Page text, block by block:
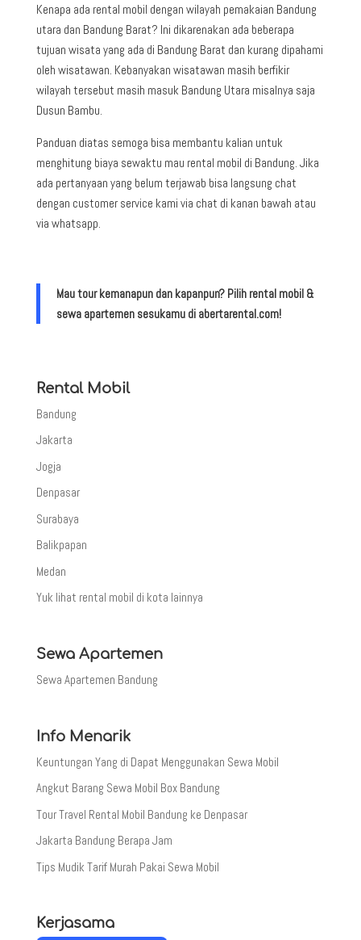
Kenapa ada rental mobil dengan wilayah pemakaian Bandung
utara dan Bandung Barat? Ini dikarenakan ada beberapa
tujuan wisata yang ada di Bandung Barat dan kurang dipahami
oleh wisatawan. Kebanyakan wisatawan masih berfikir
wilayah tersebut masih masuk Bandung Utara misalnya saja
Dusun Bambu.
Panduan diatas semoga bisa membantu kalian untuk
menghitung biaya sewaktu mau rental mobil di Bandung. Jika
ada pertanyaan yang belum terjawab bisa langsung chat
dengan customer service kami via chat di kanan bawah atau
via whatsapp.
Mau tour kemanapun dan kapanpun? Pilih rental mobil &
sewa apartemen sesukamu di abertarental.com!
Rental Mobil
Bandung
Jakarta
Jogja
Denpasar
Surabaya
Balikpapan
Medan
Yuk lihat rental mobil di kota lainnya
Sewa Apartemen
Sewa Apartemen Bandung
Info Menarik
Keuntungan Yang di Dapat Menggunakan Sewa Mobil
Angkut Barang Sewa Mobil Box Bandung
Tour Travel Rental Mobil Bandung ke Denpasar
Jakarta Bandung Berapa Jam
Tips Mudik Tarif Murah Pakai Sewa Mobil
Kerjasama